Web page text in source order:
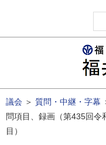
議会 ＞ 質問・中継・字幕
問項目、録画（第435回令
目）